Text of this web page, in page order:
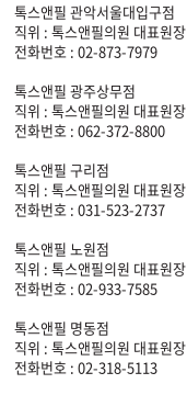
톡스앤필 관악서울대입구점
직위 : 톡스앤필의원 대표원장
전화번호 : 02-873-7979
톡스앤필 광주상무점
직위 : 톡스앤필의원 대표원장
전화번호 : 062-372-8800
톡스앤필 구리점
직위 : 톡스앤필의원 대표원장
전화번호 : 031-523-2737
톡스앤필 노원점
직위 : 톡스앤필의원 대표원장
전화번호 : 02-933-7585
톡스앤필 명동점
직위 : 톡스앤필의원 대표원장
전화번호 : 02-318-5113